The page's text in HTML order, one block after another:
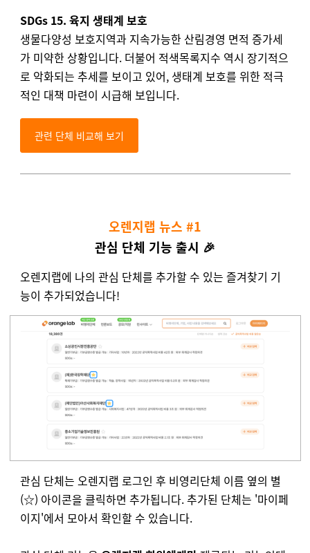
SDGs 15. 육지 생태계 보호
생물다양성 보호지역과 지속가능한 산림경영 면적 증가세
가 미약한 상황입니다. 더불어 적색목록지수 역시 장기적으
로 악화되는 추세를 보이고 있어, 생태계 보호를 위한 적극
적인 대책 마련이 시급해 보입니다.
관련 단체 비교해 보기
오렌지랩 뉴스 #1
관심 단체 기능 출시 🎉
오렌지랩에 나의 관심 단체를 추가할 수 있는 즐겨찾기 기
능이 추가되었습니다!
관심 단체는 오렌지랩 로그인 후 비영리단체 이름 옆의 별
(☆) 아이콘을 클릭하면 추가됩니다. 추가된 단체는 '마이페
이지'에서 모아서 확인할 수 있습니다.